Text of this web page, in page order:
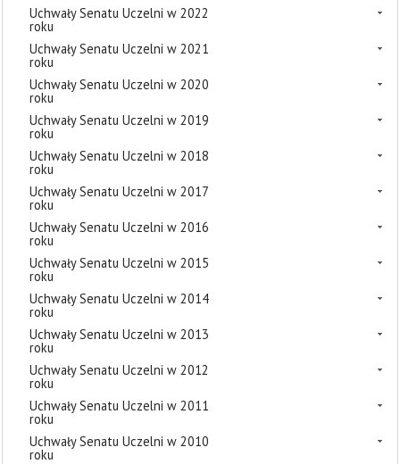
Uchwały Senatu Uczelni w 2022
roku
Uchwały Senatu Uczelni w 2021
roku
Uchwały Senatu Uczelni w 2020
roku
Uchwały Senatu Uczelni w 2019
roku
Uchwały Senatu Uczelni w 2018
roku
Uchwały Senatu Uczelni w 2017
roku
Uchwały Senatu Uczelni w 2016
roku
Uchwały Senatu Uczelni w 2015
roku
Uchwały Senatu Uczelni w 2014
roku
Uchwały Senatu Uczelni w 2013
roku
Uchwały Senatu Uczelni w 2012
roku
Uchwały Senatu Uczelni w 2011
roku
Uchwały Senatu Uczelni w 2010
roku